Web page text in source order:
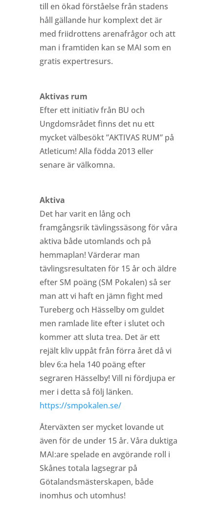
till en ökad förståelse från stadens
håll gällande hur komplext det är
med friidrottens arenafrågor och att
man i framtiden kan se MAI som en
gratis expertresurs.
Aktivas rum
Efter ett initiativ från BU och
Ungdomsrådet finns det nu ett
mycket välbesökt ”AKTIVAS RUM” på
Atleticum! Alla födda 2013 eller
senare är välkomna.
Aktiva
Det har varit en lång och
framgångsrik tävlingssäsong för våra
aktiva både utomlands och på
hemmaplan! Värderar man
tävlingsresultaten för 15 år och äldre
efter SM poäng (SM Pokalen) så ser
man att vi haft en jämn fight med
Tureberg och Hässelby om guldet
men ramlade lite efter i slutet och
kommer att sluta trea. Det är ett
rejält kliv uppåt från förra året då vi
blev 6:a hela 140 poäng efter
segraren Hässelby! Vill ni fördjupa er
mer i detta så följ länken.
https://smpokalen.se/
Återväxten ser mycket lovande ut
även för de under 15 år. Våra duktiga
MAI:are spelade en avgörande roll i
Skånes totala lagsegrar på
Götalandsmästerskapen, både
inomhus och utomhus!